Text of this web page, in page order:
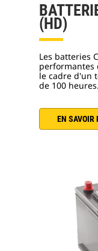
(HD)
Les batteries
performantes
le cadre d'un
de 100 heures.
EN SAVOIR